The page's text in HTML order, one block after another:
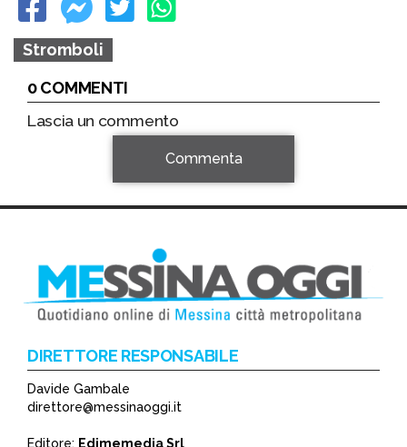
Stromboli
0 COMMENTI
Lascia un commento
*
Commenta
DIRETTORE RESPONSABILE
Davide Gambale
direttore@messinaoggi.it
Editore: Edimemedia Srl